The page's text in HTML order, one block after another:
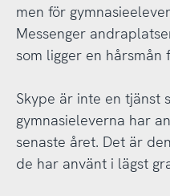
men för
Messenger
som ligger en hårsmån
Skype är inte en tjänst
gymnasieleverna har
senaste året. Det är
de har använt i lägst